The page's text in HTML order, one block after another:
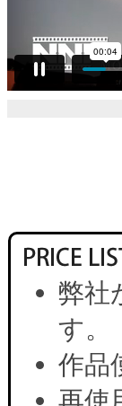
弊社
す。
作品